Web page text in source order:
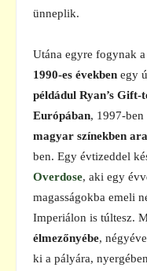
ünneplik.
Utána egyre fogynak
1990-es években egy
példádul Ryan’s
Európában, 1997-
magyar színekben
ben. Egy évtizeddel
Overdose, aki egy
magasságokba emeli
Imperiálon is túltesz.
élmezőnyébe,
ki a pályára,